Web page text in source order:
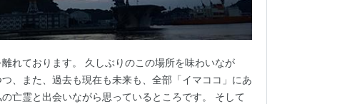
れております。 久しぶりのこの場所を味わいなが
、また、過去も現在も未来も、全部「イマココ」にあ
亡霊と出会いながら思っているところです。 そして